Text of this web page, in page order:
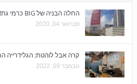
החלה הבניה של BIG כרמי גת!
פברואר 04, 2020
קרה אבל לוהטת: הגלידרייה
נובמבר 09, 2022